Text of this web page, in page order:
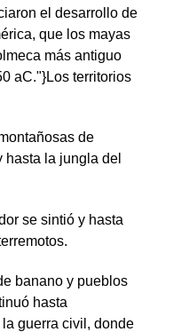
el desarrollo de
que los mayas
más antiguo
aC."}Los territorios
de
hasta la jungla del
se sintió y hasta
banano y pueblos
hasta
guerra civil, donde